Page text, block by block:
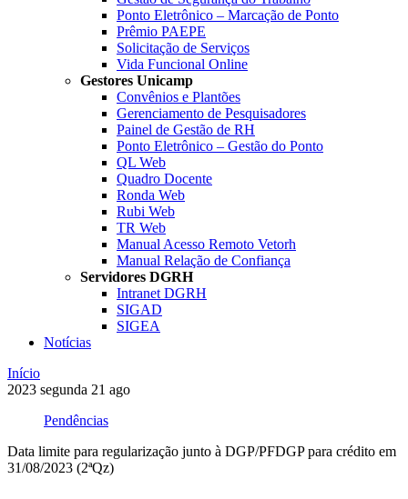
Ponto Eletrônico – Marcação de Ponto
Prêmio PAEPE
Solicitação de Serviços
Vida Funcional Online
Gestores Unicamp
Convênios e Plantões
Gerenciamento de Pesquisadores
Painel de Gestão de RH
Ponto Eletrônico – Gestão do Ponto
QL Web
Quadro Docente
Ronda Web
Rubi Web
TR Web
Manual Acesso Remoto Vetorh
Manual Relação de Confiança
Servidores DGRH
Intranet DGRH
SIGAD
SIGEA
Notícias
Início
2023 segunda 21 ago
Pendências
Data limite para regularização junto à DGP/PFDGP para crédito em
31/08/2023 (2ªQz)